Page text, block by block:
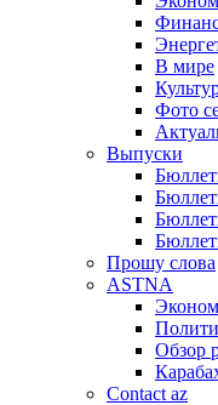
В мире
Фото
Выпуски
Прошу слова
ASTNA
Обзор
Contact az